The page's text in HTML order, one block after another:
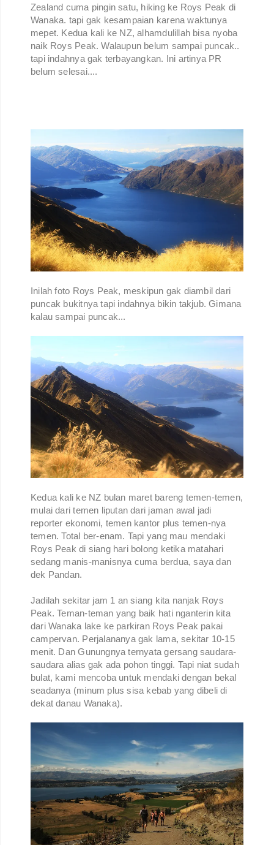
Zealand cuma pingin satu, hiking ke Roys Peak di
Wanaka. tapi gak kesampaian karena waktunya
mepet. Kedua kali ke NZ, alhamdulillah bisa nyoba
naik Roys Peak. Walaupun belum sampai puncak..
tapi indahnya gak terbayangkan. Ini artinya PR
belum selesai....
Inilah foto Roys Peak, meskipun gak diambil dari
puncak bukitnya tapi indahnya bikin takjub. Gimana
kalau sampai puncak...
Kedua kali ke NZ bulan maret bareng temen-temen,
mulai dari temen liputan dari jaman awal jadi
reporter ekonomi, temen kantor plus temen-nya
temen. Total ber-enam. Tapi yang mau mendaki
Roys Peak di siang hari bolong ketika matahari
sedang manis-manisnya cuma berdua, saya dan
dek Pandan.
Jadilah sekitar jam 1 an siang kita nanjak Roys
Peak. Teman-teman yang baik hati nganterin kita
dari Wanaka lake ke parkiran Roys Peak pakai
campervan. Perjalananya gak lama, sekitar 10-15
menit. Dan Gunungnya ternyata gersang saudara-
saudara alias gak ada pohon tinggi. Tapi niat sudah
bulat, kami mencoba untuk mendaki dengan bekal
seadanya (minum plus sisa kebab yang dibeli di
dekat danau Wanaka).